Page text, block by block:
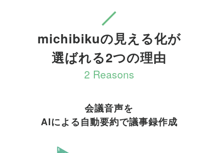
michibikuの見える化が
選ばれる2つの理由
2 Reasons
会議音声を
AIによる自動要約で議事録作成